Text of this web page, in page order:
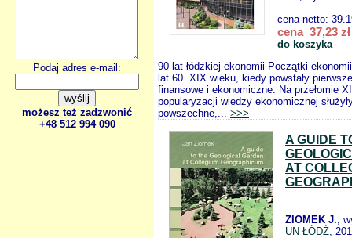
Podaj adres e-mail:
możesz też zadzwonić
+48 512 994 090
cena netto:
cena 37,23 zł
do koszyka
90 lat łódzkiej ekonomii Początki
lat 60. XIX wieku, kiedy powstały
finansowe i ekonomiczne. Na przełomie
popularyzacji wiedzy ekonomicznej
powszechne,... >>>
A GUIDE
AT
ZIOMEK J.,
UN ŁÓDŹ,